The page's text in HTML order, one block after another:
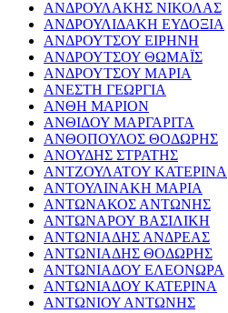
ΑΝΔΡΟΥΛΑΚΗΣ ΝΙΚΟΛΑΣ
ΑΝΔΡΟΥΛΙΔΑΚΗ ΕΥΔΟΞΙΑ
ΑΝΔΡΟΥΤΣΟΥ ΕΙΡΗΝΗ
ΑΝΔΡΟΥΤΣΟΥ ΘΩΜΑΪΣ
ΑΝΔΡΟΥΤΣΟΥ ΜΑΡΙΑ
ΑΝΕΣΤΗ ΓΕΩΡΓΙΑ
ΑΝΘΗ ΜΑΡΙΟΝ
ΑΝΘΙΔΟΥ ΜΑΡΓΑΡΙΤΑ
ΑΝΘΟΠΟΥΛΟΣ ΘΟΔΩΡΗΣ
ΑΝΟΥΔΗΣ ΣΤΡΑΤΗΣ
ΑΝΤΖΟΥΛΑΤΟΥ ΚΑΤΕΡΙΝΑ
ΑΝΤΟΥΛΙΝΑΚΗ ΜΑΡΙΑ
ΑΝΤΩΝΑΚΟΣ ΑΝΤΩΝΗΣ
ΑΝΤΩΝΑΡΟΥ ΒΑΣΙΛΙΚΗ
ΑΝΤΩΝΙΑΔΗΣ ΑΝΔΡΕΑΣ
ΑΝΤΩΝΙΑΔΗΣ ΘΟΔΩΡΗΣ
ΑΝΤΩΝΙΑΔΟΥ ΕΛΕΟΝΩΡΑ
ΑΝΤΩΝΙΑΔΟΥ ΚΑΤΕΡΙΝΑ
ΑΝΤΩΝΙΟΥ ΑΝΤΩΝΗΣ